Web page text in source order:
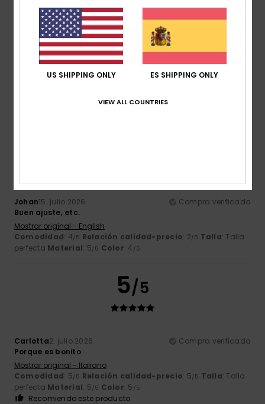
Talla
Demasiado pequeño
Demasiado grande
Material
Johan15. julio 2026
Compra verificada
Buen ajuste, etc.
Mostrar original - English
Comodidad: 4/5 Relación calidad-precio: 2/5 Talla: Talla
perfecta Material: 5/5 Color: 4 /5
5/5
Carlotta2. julio 2026
Compra verificada
Porque es bonito
Mostrar original - Italiano
Comodidad: 5/5 Relación calidad-precio: 5/5 Talla: Talla
perfecta Material: 5/5 Color: 5 /5
Recomiendo este producto
US SHIPPING ONLY ES SHIPPING ONLY
VIEW ALL COUNTRIES